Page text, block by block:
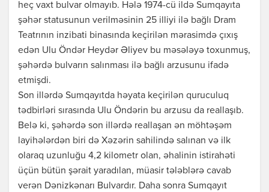
heç vaxt bulvar olmayıb. Hələ 1974-cü ildə Sumqayıta
şəhər statusunun verilməsinin 25 illiyi ilə bağlı Dram
Teatrının inzibati binasında keçirilən mərasimdə çıxış
edən Ulu Öndər Heydər Əliyev bu məsələyə toxunmuş,
şəhərdə bulvarın salınması ilə bağlı arzusunu ifadə
etmişdi.
Son illərdə Sumqayıtda həyata keçirilən quruculuq
tədbirləri sırasında Ulu Öndərin bu arzusu da reallaşıb.
Belə ki, şəhərdə son illərdə reallaşan ən möhtəşəm
layihələrdən biri də Xəzərin sahilində salınan və ilk
olaraq uzunluğu 4,2 kilometr olan, əhalinin istirahəti
üçün bütün şərait yaradılan, müasir tələblərə cavab
verən Dənizkənarı Bulvardır. Daha sonra Sumqayıt